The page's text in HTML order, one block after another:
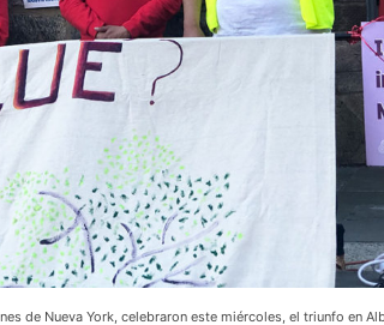
de Nueva York, celebraron este miércoles, el triunfo en